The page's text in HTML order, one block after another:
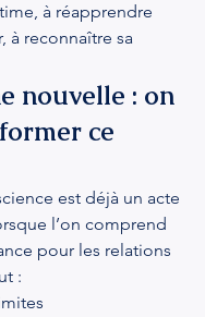
à réapprendre
à reconnaître sa
nouvelle : on
ce
est déjà un acte
l’on comprend
pour les relations
: